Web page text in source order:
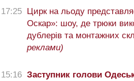
17:25 Цирк на льоду
Оскар»: шоу, де трюки
дублерів та монтажних
реклами)
15:16 Заступник голови